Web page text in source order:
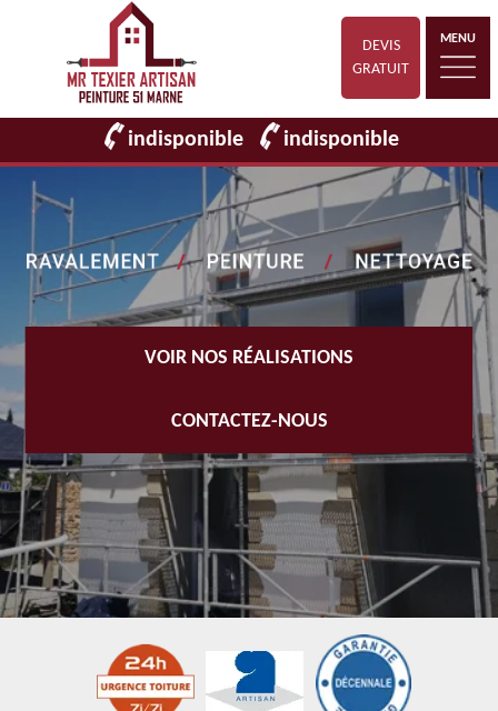
DEVIS
GRATUIT
MENU
indisponible indisponible
VOIR NOS RÉALISATIONS
CONTACTEZ-NOUS